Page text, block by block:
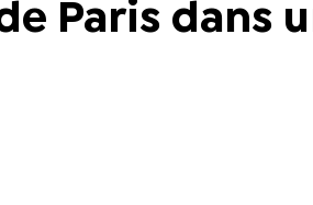
Paris dans